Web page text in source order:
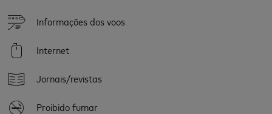
Informações dos voos
Internet
Jornais/revistas
Proibido fumar